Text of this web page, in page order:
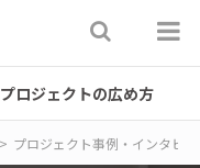
プロジェクトの広め方
プロジェクト事例・インタビ